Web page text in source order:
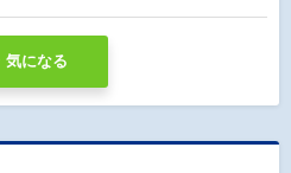
気になる